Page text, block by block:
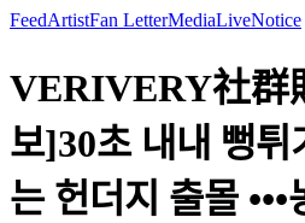
FeedArtistFan LetterMediaLiveNotice
VERIVERY社群
보]30초 내내 뻥튀
는 헌더지 출몰